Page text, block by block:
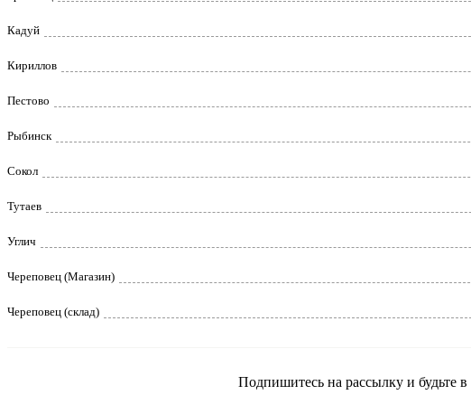
Кадуй
Кириллов
Пестово
Рыбинск
Сокол
Тутаев
Углич
Череповец (Магазин)
Череповец (склад)
Подпишитесь на рассылку и будьте